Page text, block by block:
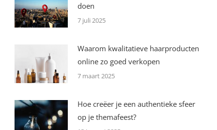
doen
7 juli 2025
Waarom kwalitatieve haarproducten
online zo goed verkopen
7 maart 2025
Hoe creëer je een authentieke sfeer
op je themafeest?